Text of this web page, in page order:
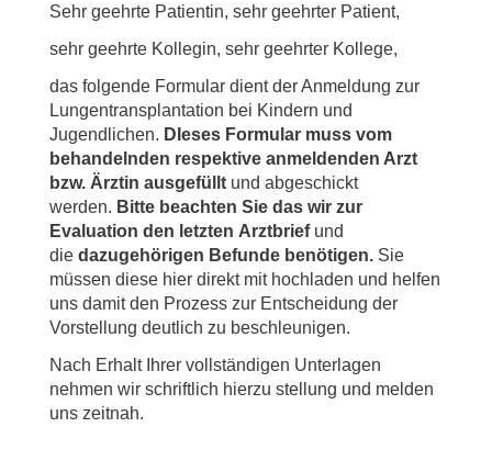
Sehr geehrte Patientin, sehr geehrter Patient,
sehr geehrte Kollegin, sehr geehrter Kollege,
das folgende Formular dient der Anmeldung zur
Lungentransplantation bei Kindern und
Jugendlichen. DIeses Formular muss vom
behandelnden respektive anmeldenden Arzt
bzw. Ärztin ausgefüllt und abgeschickt
werden. Bitte beachten Sie das wir zur
Evaluation den letzten Arztbriefund
die dazugehörigen Befunde benötigen. Sie
müssen diese hier direkt mit hochladen und helfen
uns damit den Prozess zur Entscheidung der
Vorstellung deutlich zu beschleunigen.
Nach Erhalt Ihrer vollständigen Unterlagen
nehmen wir schriftlich hierzu stellung und melden
uns zeitnah.